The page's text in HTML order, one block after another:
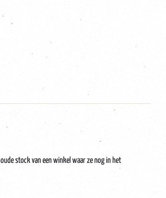
stock van een winkel waar ze nog in het